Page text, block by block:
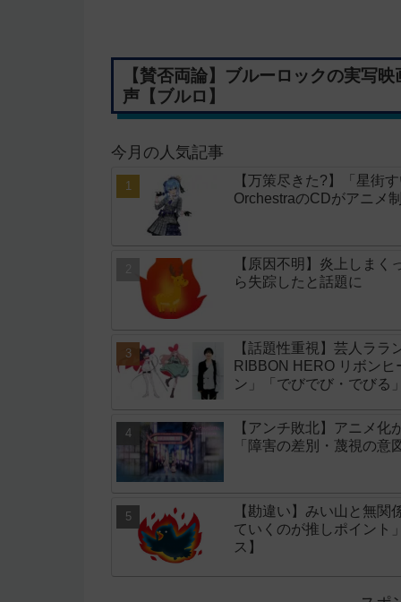
【賛否両論】ブルーロックの実写
声【ブルロ】
今月の人気記事
【万策尽きた?】「星街
OrchestraのCDがアニメ
【原因不明】炎上しま
ら失踪したと話題に
【話題性重視】芸人ラ
RIBBON HERO リボン
ン」「でびでび・でびる
【アンチ敗北】アニメ
「障害の差別・蔑視の
【勘違い】みい山と無
ていくのが推しポイント
ス】